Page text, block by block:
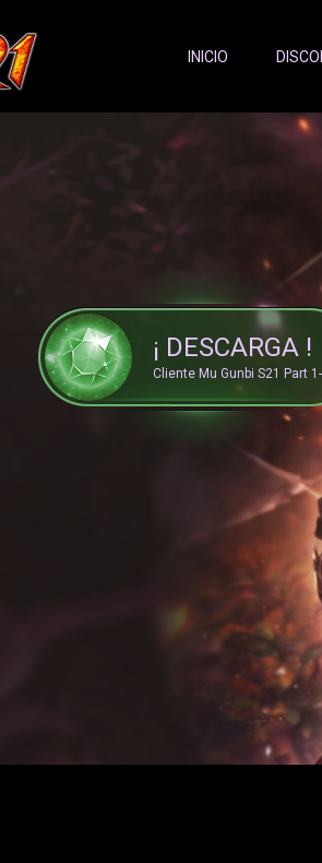
INICIO
¡ DESCARGA !
Cliente Mu Gunbi S21 Part